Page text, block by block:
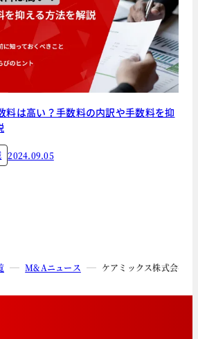
料は高い？手数料の内訳や手数料を抑
2024.09.05
M&Aニュース ケアミックス株式会社